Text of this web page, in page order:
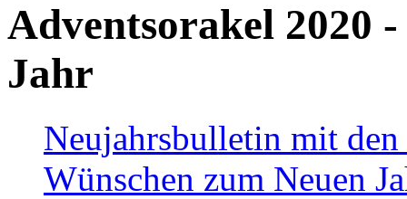
Adventsorakel 2020
Jahr
Neujahrsbulletin mit den
Wünschen zum Neuen